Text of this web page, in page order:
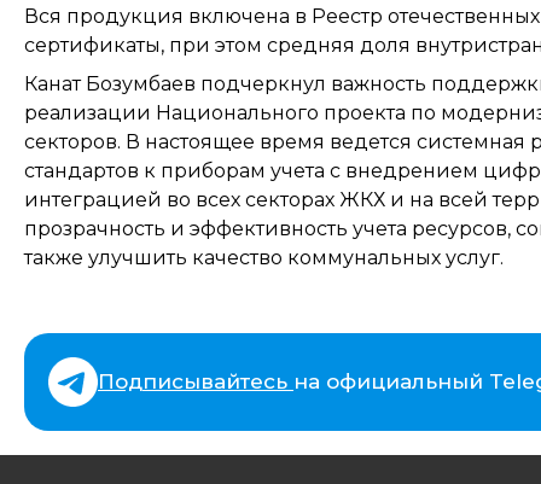
Вся продукция включена в Реестр
сертификаты, при этом средняя доля
Канат Бозумбаев подчеркнул важность
реализации Национального проекта по
секторов. В настоящее время ведется
стандартов к приборам учета с внедрением
интеграцией во всех секторах ЖКХ и на всей
прозрачность и эффективность учета ресурсов,
также улучшить качество коммунальных услуг.
Подписывайтесь на официальный